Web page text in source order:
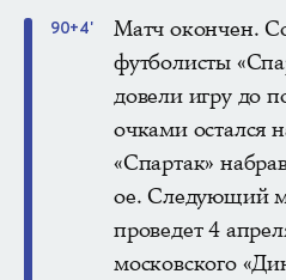
90+4'
Матч окончен.
футболисты
довели игру до
очками остался
«Спартак»
ое. Следующий
проведет 4
московского